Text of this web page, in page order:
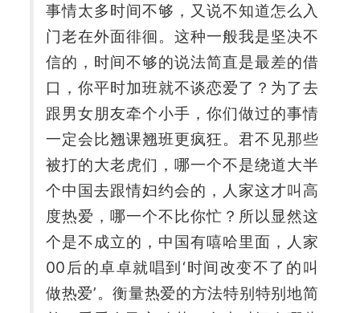
事情太多时间不够，又说不知道怎么入
门老在外面徘徊。这种一般我是坚决不
信的，时间不够的说法简直是最差的借
口，你平时加班就不谈恋爱了？为了去
跟男女朋友牵个小手，你们做过的事情
一定会比翘课翘班更疯狂。君不见那些
被打的大老虎们，哪一个不是绕道大半
个中国去跟情妇约会的，人家这才叫高
度热爱，哪一个不比你忙？所以显然这
个是不成立的，中国有嘻哈里面，人家
00后的卓卓就唱到‘时间改变不了的叫
做热爱’。衡量热爱的方法特别特别地简